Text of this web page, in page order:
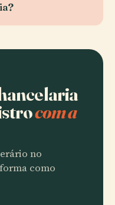
com a
no
como